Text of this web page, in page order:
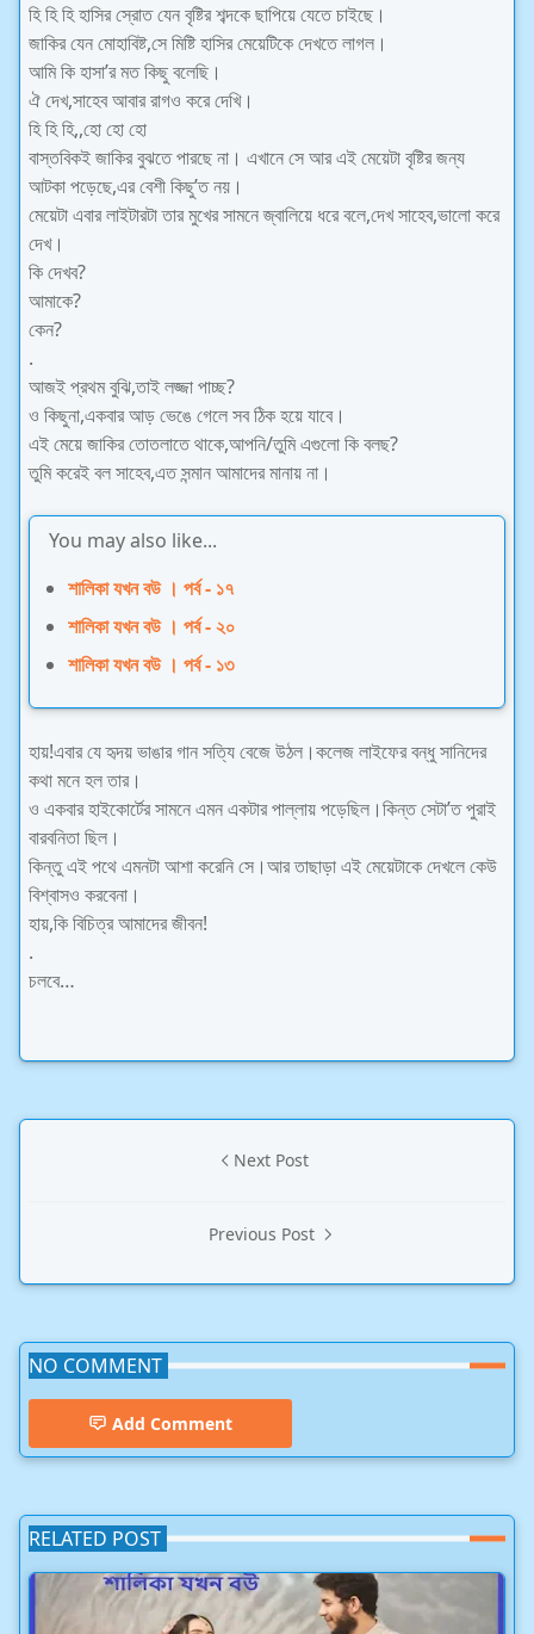
হি হি হি হাসির স্রোত যেন বৃষ্টির শব্দকে ছাপিয়ে যেতে চাইছে।
জাকির যেন মোহাবিষ্ট,সে মিষ্টি হাসির মেয়েটিকে দেখতে লাগল।
আমি কি হাসা’র মত কিছু বলেছি।
ঐ দেখ,সাহেব আবার রাগও করে দেখি।
হি হি হি,,হো হো হো
বাস্তবিকই জাকির বুঝতে পারছে না। এখানে সে আর এই মেয়েটা বৃষ্টির জন্য
আটকা পড়েছে,এর বেশী কিছু’ত নয়।
মেয়েটা এবার লাইটারটা তার মুখের সামনে জ্বালিয়ে ধরে বলে,দেখ সাহেব,ভালো করে
দেখ।
কি দেখব?
আমাকে?
কেন?
.
আজই প্রথম বুঝি,তাই লজ্জা পাচ্ছ?
ও কিছুনা,একবার আড় ভেঙে গেলে সব ঠিক হয়ে যাবে।
এই মেয়ে জাকির তোতলাতে থাকে,আপনি/তুমি এগুলো কি বলছ?
তুমি করেই বল সাহেব,এত সন্মান আমাদের মানায় না।
You may also like...
শালিকা যখন বউ । পর্ব - ১৭
শালিকা যখন বউ । পর্ব - ২০
শালিকা যখন বউ । পর্ব - ১৩
হায়!এবার যে হৃদয় ভাঙার গান সত্যি বেজে উঠল।কলেজ লাইফের বন্ধু সানিদের
কথা মনে হল তার।
ও একবার হাইকোর্টের সামনে এমন একটার পাল্লায় পড়েছিল।কিন্ত সেটা’ত পুরাই
বারবনিতা ছিল।
কিন্তু এই পথে এমনটা আশা করেনি সে।আর তাছাড়া এই মেয়েটাকে দেখলে কেউ
বিশ্বাসও করবেনা।
হায়,কি বিচিত্র আমাদের জীবন!
.
চলবে…
Next Post
Previous Post
NO COMMENT
Add Comment
RELATED POST